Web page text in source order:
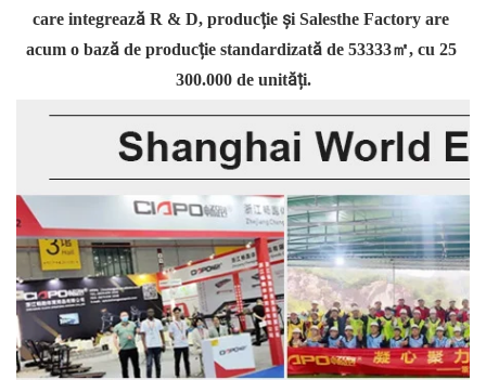
care integrează R & D, producție și Salesthe Factory are
acum o bază de producție standardizată de 53333㎡, cu 25
300.000 de unități.